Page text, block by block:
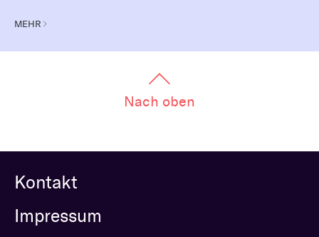
MEHR
Nach oben
Kontakt
Impressum